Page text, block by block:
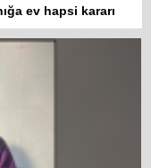
ev hapsi kararı